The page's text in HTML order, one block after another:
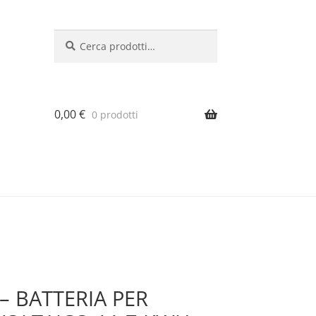
0,00€ 0 prodotti
BATTERIA PER